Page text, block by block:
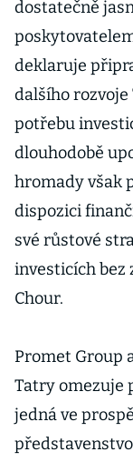
dostatečně
deklaruje
dalšího
potřebu
dlouhodobě
hromady však
dispozici
své růstové
investicích bez
Chour.
Promet Group
Tatry omezuje
jedná ve